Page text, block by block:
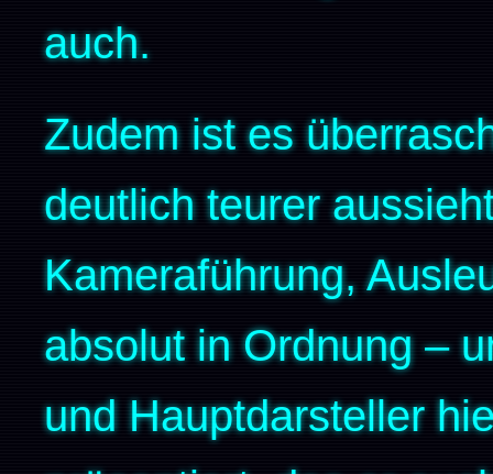
auch.
Zudem ist es
deutlich teurer
Kameraführung,
absolut in Ordnung –
und Hauptdarsteller